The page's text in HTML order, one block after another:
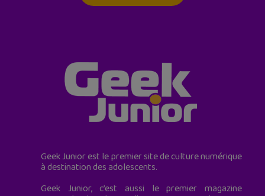
Geek Junior est le premier site de culture numérique
à destination des adolescents.
Geek Junior, c’est aussi le premier magazine